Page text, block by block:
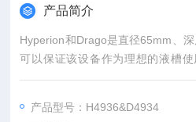
产品简介
Hyperion和Drago是直径65mm、
可以保证该设备作为理想的液槽使
型、大小和形状的温度传感器配合
准确度可以达到0.005℃。除此之
产品型号：H4936&D4934